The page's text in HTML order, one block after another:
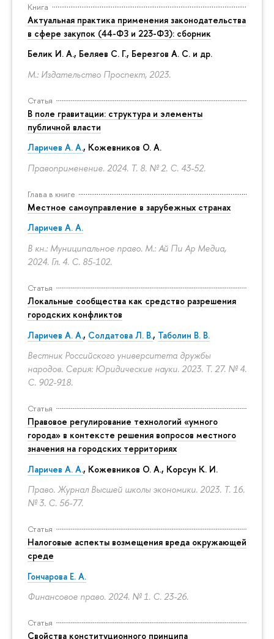
Книга
Актуальная практика применения законодательства
в сфере закупок (44-ФЗ и 223-ФЗ): сборник
Белик И. А., Беляев С. Г., Березгов А. С. и др.
М.: Издательство Проспект, 2023.
Статья
В поле гравитации: структура и элементы
публичной власти
Ларичев А. А., Кожевников О. А.
Правоприменение. 2024. Т. 8. № 2. С. 43-52.
Глава в книге
Местное самоуправление в зарубежных странах
Ларичев А. А.
В кн.: Муниципальное право. М.: Ай Пи Ар Медиа,
2024. Гл. 4. С. 85-102.
Статья
Локальные сообщества как средство разрешения
городских конфликтов
Ларичев А. А., Солдатова Л. В., Таболин В. В.
Вестник Российского университета дружбы
народов. Серия: Юридические науки. 2023. Т. 27. № 4.
С. 902-918.
Статья
Правовое регулирование технологий «умного
города» в контексте решения вопросов местного
значения на городских территориях
Ларичев А. А., Кожевников О. А., Корсун К. И.
Право. Журнал Высшей школы экономики. 2023. Т. 16.
№ 3. С. 56-77.
Статья
Налоговые аспекты возмещения вреда окружающей
среде
Гончарова Е. А.
Финансовое право. 2024. № 1. С. 23-26.
Статья
Свойства конституционного принципа